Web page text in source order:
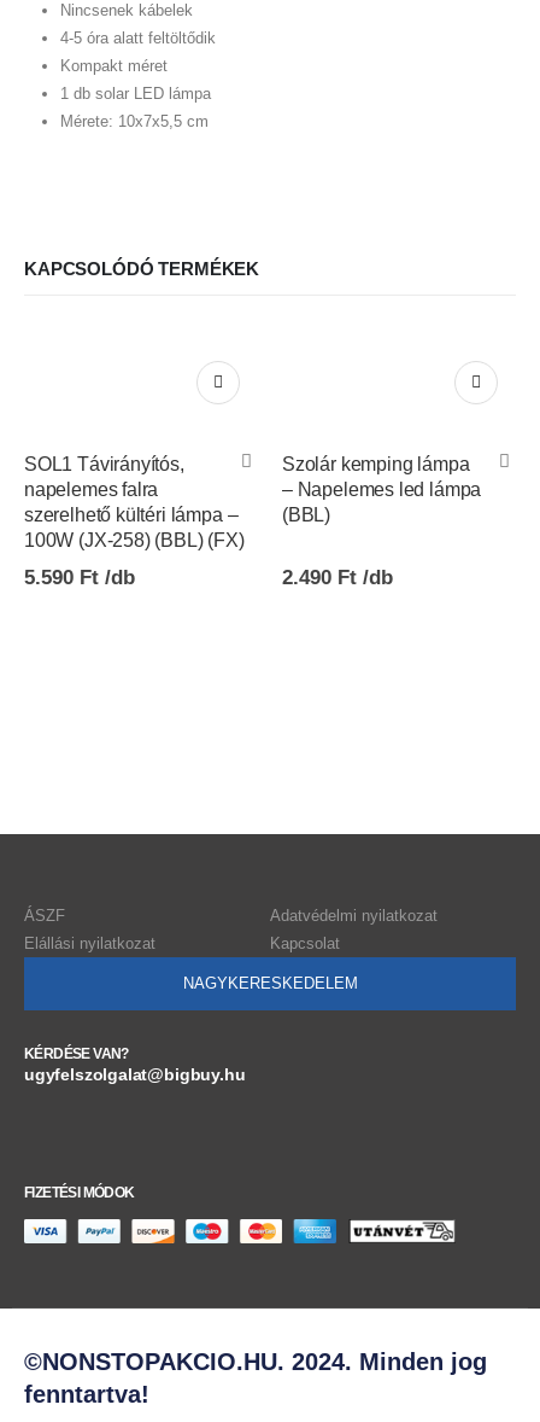
Nincsenek kábelek
4-5 óra alatt feltöltődik
Kompakt méret
1 db solar LED lámpa
Mérete: 10x7x5,5 cm
KAPCSOLÓDÓ TERMÉKEK
SOL1 Távirányítós,
napelemes falra
szerelhető kültéri lámpa –
100W (JX-258) (BBL) (FX)
5.590 Ft
Szolár kemping lámpa
– Napelemes led lámpa
(BBL)
2.490 Ft
ÁSZF
Adatvédelmi nyilatkozat
Elállási nyilatkozat
Kapcsolat
NAGYKERESKEDELEM
KÉRDÉSE VAN?
ugyfelszolgalat@bigbuy.hu
FIZETÉSI MÓDOK
©NONSTOPAKCIO.HU. 2024. Minden jog
fenntartva!